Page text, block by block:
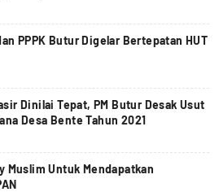
PPPK Butur Digelar Bertepatan HUT
Dinilai Tepat, PM Butur Desak Usut
Desa Bente Tahun 2021
Muslim Untuk Mendapatkan